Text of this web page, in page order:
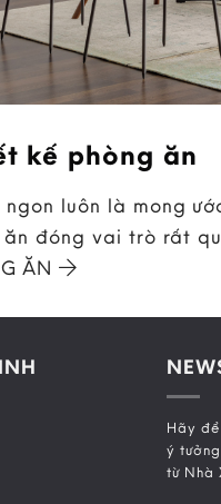
kế phòng ăn
luôn là mong
ăn đóng vai trò rất
ĂN
Hãy
ý
từ Nhà